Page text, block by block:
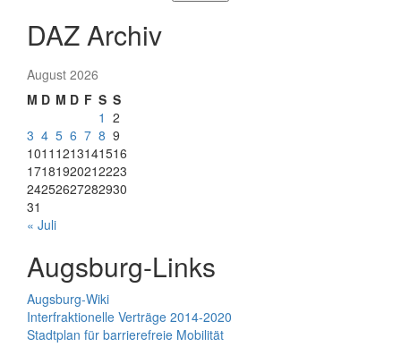
DAZ Archiv
August 2026
M D M D F S S
1 2
3 4 5 6 7 8 9
1011 1213141516
17181920212223
24252627282930
31
« Juli
Augsburg-Links
Augsburg-Wiki
Interfraktionelle Verträge 2014-2020
Stadtplan für barrierefreie Mobilität